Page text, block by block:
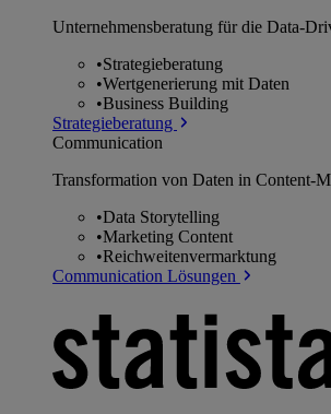
Unternehmens­beratung für die Data-
•Strategieberatung
•Wertgenerierung mit Daten
•Business Building
Strategieberatung
Communication
Transformation von Daten in Content-
•Data Storytelling
•Marketing Content
•Reichweitenvermarktung
Communication Lösungen